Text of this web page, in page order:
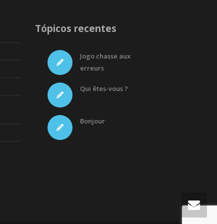
Tópicos recentes
Jogo chasse aux
erreurs
Qui êtes-vous ?
Bonjour